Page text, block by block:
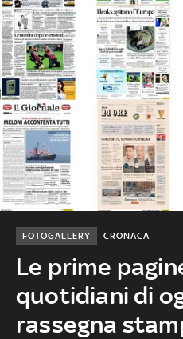
Le prime
quotidiani di
rassegna
CRONACA
FOTOGALLERY